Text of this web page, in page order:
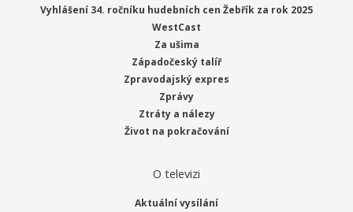
Vyhlášení 34. ročníku hudebních cen Žebřík za rok 2025
WestCast
Za ušima
Západočeský talíř
Zpravodajský expres
Zprávy
Ztráty a nálezy
Život na pokračování
O televizi
Aktuální vysílání